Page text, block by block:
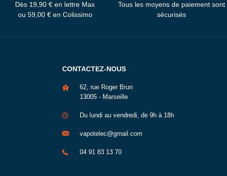
Dès 19,90 € en lettre Max
ou 59,00 € en Colissimo
Tous les moyens de paiement sont
sécurisés
CONTACTEZ-NOUS
62, rue Roger Brun
13005 - Marseille
Du lundi au vendredi, de 9h à 18h
vapotelec@gmail.com
04 91 83 13 70